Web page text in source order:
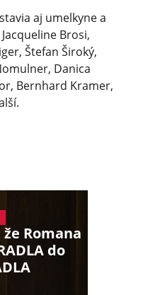
aj umelkyne a
Brosi,
Štefan Široký,
Danica
Bernhard Kramer,
Romana
do